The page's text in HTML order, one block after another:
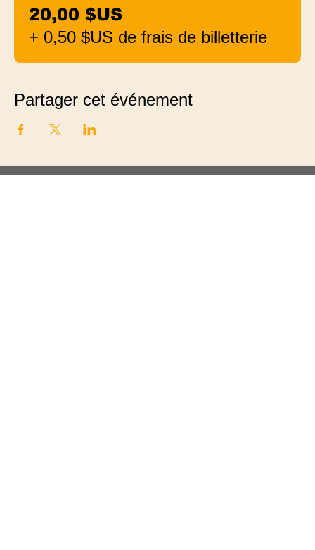
20,00 $US
+ 0,50 $US de frais de billetterie
Partager cet événement